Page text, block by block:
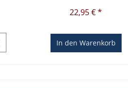
22,95 € *
In den Warenkorb